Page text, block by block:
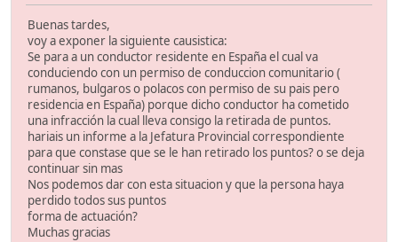
Buenas tardes,
voy a exponer la siguiente causistica:
Se para a un conductor residente en España el cual va
conduciendo con un permiso de conduccion comunitario (
rumanos, bulgaros o polacos con permiso de su pais pero
residencia en España) porque dicho conductor ha cometido
una infracción la cual lleva consigo la retirada de puntos.
hariais un informe a la Jefatura Provincial correspondiente
para que constase que se le han retirado los puntos? o se deja
continuar sin mas
Nos podemos dar con esta situacion y que la persona haya
perdido todos sus puntos
forma de actuación?
Muchas gracias